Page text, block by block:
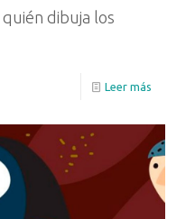
dibuja los
Leer más